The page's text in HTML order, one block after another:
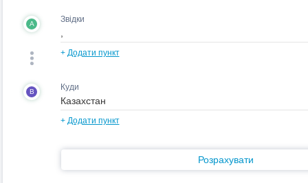
A Звідки
+ Додати пункт
B Куди
+ Додати пункт
Розрахувати